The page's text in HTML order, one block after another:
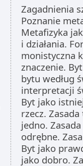
Zagadnienia
Poznanie
Metafizyka
i działania.
monistyczna
znaczenie.
bytu według
interpretacji
Byt jako
rzecz.
jedno.
odrębne.
Byt jako
jako dobro.